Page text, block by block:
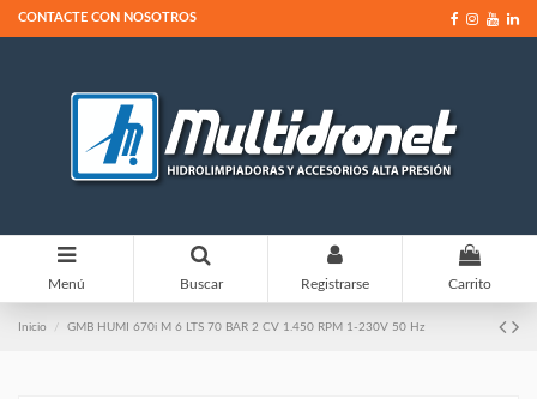
CONTACTE CON NOSOTROS
Menú Buscar Registrarse
0
Carrito
Inicio GMB HUMI 670i M 6 LTS 70 BAR 2 CV 1.450 RPM 1-230V 50 Hz